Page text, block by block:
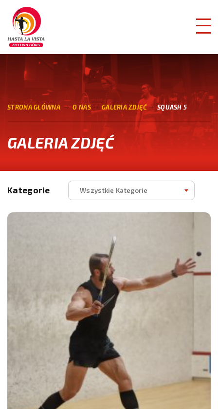
STRONA GŁÓWNA O NAS GALERIA ZDJĘĆ SQUASH 5
GALERIA ZDJĘĆ
Kategorie Wszystkie Kategorie